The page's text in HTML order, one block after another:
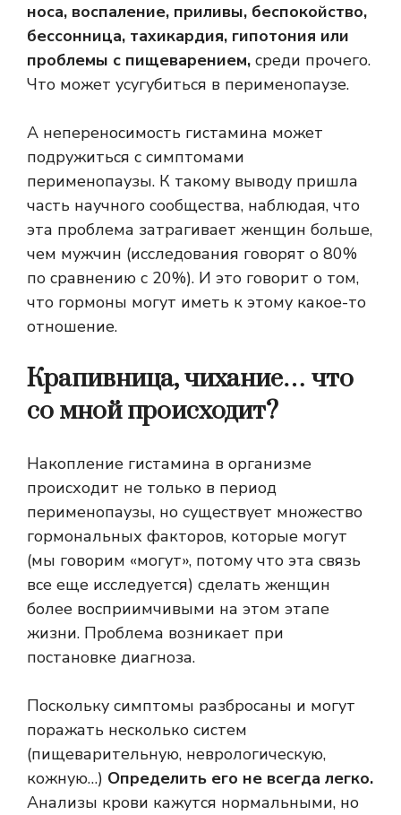
носа, воспаление, приливы, беспокойство,
бессонница, тахикардия, гипотония или
проблемы с пищеварением, среди прочего.
Что может усугубиться в перименопаузе.
А непереносимость гистамина может
подружиться с симптомами
перименопаузы. К такому выводу пришла
часть научного сообщества, наблюдая, что
эта проблема затрагивает женщин больше,
чем мужчин (исследования говорят о 80%
по сравнению с 20%). И это говорит о том,
что гормоны могут иметь к этому какое-то
отношение.
Крапивница, чихание… что
со мной происходит?
Накопление гистамина в организме
происходит не только в период
перименопаузы, но существует множество
гормональных факторов, которые могут
(мы говорим «могут», потому что эта связь
все еще исследуется) сделать женщин
более восприимчивыми на этом этапе
жизни. Проблема возникает при
постановке диагноза.
Поскольку симптомы разбросаны и могут
поражать несколько систем
(пищеварительную, неврологическую,
кожную…) Определить его не всегда легко.
Анализы крови кажутся нормальными, но